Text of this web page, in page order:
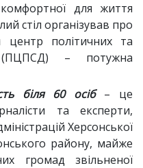
для життя
стіл організував про
центр політичних та
(ПЦПСД) – потужна
біля 60 осіб– це
та експерти,
Херсонської
району, майже
громад звільненої